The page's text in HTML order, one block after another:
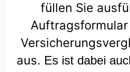
füllen Sie
aus. Es ist dabei